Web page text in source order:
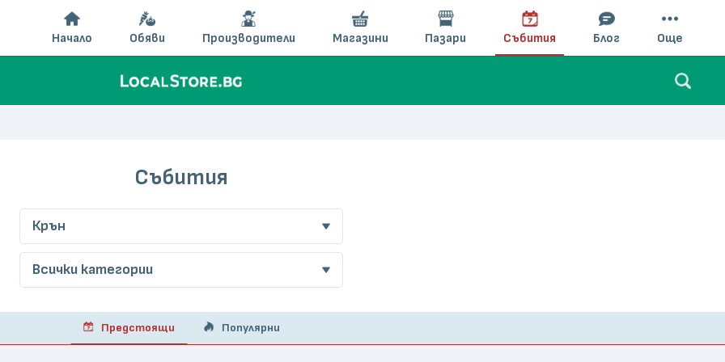
Събития
Крън
Всички категории
Предстоящи Популярни
Начало Обяви Производители Магазини Пазари Събития Блог Още